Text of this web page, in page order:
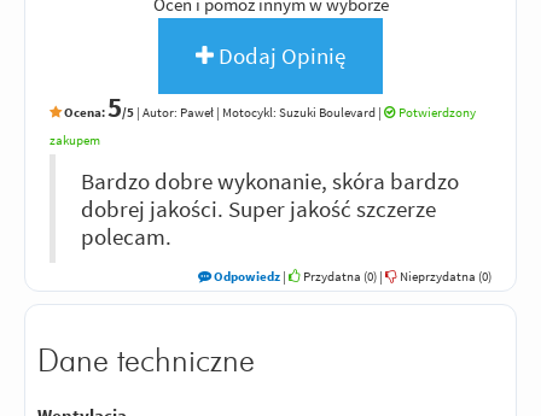
Oceń i pomóż innym w wyborze
Dodaj Opinię
Ocena:5/5 | Autor: Paweł | Motocykl: Suzuki Boulevard |
Potwierdzony
zakupem
Bardzo dobre wykonanie, skóra bardzo
dobrej jakości. Super jakość szczerze
polecam.
Odpowiedz | Przydatna (0) | Nieprzydatna (0)
Dane techniczne